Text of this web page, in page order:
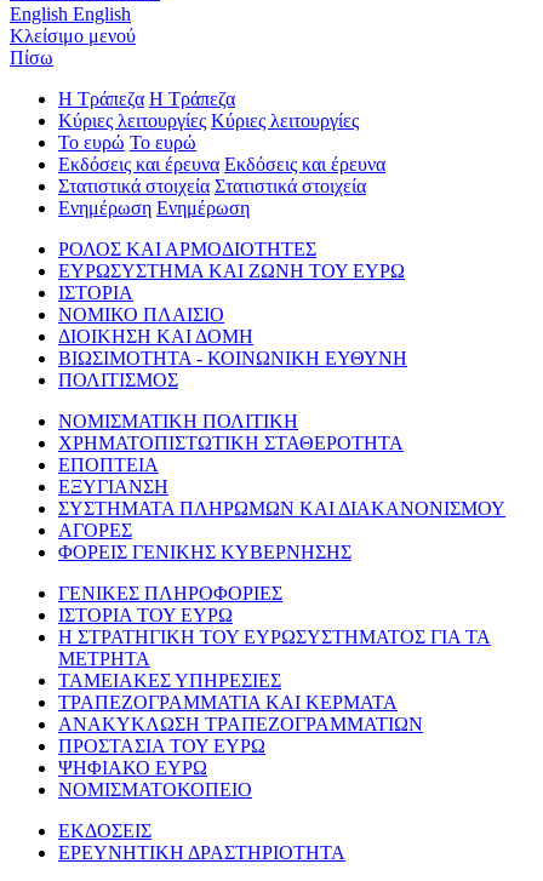
English English
Κλείσιμο μενού
Πίσω
Η Τράπεζα Η Τράπεζα
Κύριες λειτουργίες Κύριες λειτουργίες
Το ευρώ Το ευρώ
Εκδόσεις και έρευνα Εκδόσεις και έρευνα
Στατιστικά στοιχεία Στατιστικά στοιχεία
Ενημέρωση Ενημέρωση
ΡΟΛΟΣ ΚΑΙ ΑΡΜΟΔΙΟΤΗΤΕΣ
ΕΥΡΩΣΥΣΤΗΜΑ ΚΑΙ ΖΩΝΗ ΤΟΥ ΕΥΡΩ
ΙΣΤΟΡΙΑ
ΝΟΜΙΚΟ ΠΛΑΙΣΙΟ
ΔΙΟΙΚΗΣΗ ΚΑΙ ΔΟΜΗ
ΒΙΩΣΙΜΟΤΗΤΑ - ΚΟΙΝΩΝΙΚΗ ΕΥΘΥΝΗ
ΠΟΛΙΤΙΣΜΟΣ
ΝΟΜΙΣΜΑΤΙΚΗ ΠΟΛΙΤΙΚΗ
ΧΡΗΜΑΤΟΠΙΣΤΩΤΙΚΗ ΣΤΑΘΕΡΟΤΗΤΑ
ΕΠΟΠΤΕΙΑ
ΕΞΥΓΙΑΝΣΗ
ΣΥΣΤΗΜΑΤΑ ΠΛΗΡΩΜΩΝ ΚΑΙ ΔΙΑΚΑΝΟΝΙΣΜΟΥ
ΑΓΟΡΕΣ
ΦΟΡΕΙΣ ΓΕΝΙΚΗΣ ΚΥΒΕΡΝΗΣΗΣ
ΓΕΝΙΚΕΣ ΠΛΗΡΟΦΟΡΙΕΣ
ΙΣΤΟΡΙΑ ΤΟΥ ΕΥΡΩ
Η ΣΤΡΑΤΗΓΙΚΗ ΤΟΥ ΕΥΡΩΣΥΣΤΗΜΑΤΟΣ ΓΙΑ ΤΑ
ΜΕΤΡΗΤΑ
ΤΑΜΕΙΑΚΕΣ ΥΠΗΡΕΣΙΕΣ
ΤΡΑΠΕΖΟΓΡΑΜΜΑΤΙΑ ΚΑΙ ΚΕΡΜΑΤΑ
ΑΝΑΚΥΚΛΩΣΗ ΤΡΑΠΕΖΟΓΡΑΜΜΑΤΙΩΝ
ΠΡΟΣΤΑΣΙΑ ΤΟΥ ΕΥΡΩ
ΨΗΦΙΑΚΟ ΕΥΡΩ
ΝΟΜΙΣΜΑΤΟΚΟΠΕΙΟ
ΕΚΔΟΣΕΙΣ
ΕΡΕΥΝΗΤΙΚΗ ΔΡΑΣΤΗΡΙΟΤΗΤΑ